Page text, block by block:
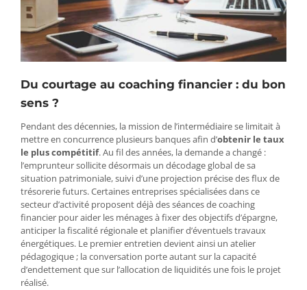
Du courtage au coaching financier : du bon
sens ?
Pendant des décennies, la mission de l’intermédiaire se limitait à
mettre en concurrence plusieurs banques afin d’obtenir le taux
le plus compétitif. Au fil des années, la demande a changé :
l’emprunteur sollicite désormais un décodage global de sa
situation patrimoniale, suivi d’une projection précise des flux de
trésorerie futurs. Certaines entreprises spécialisées dans ce
secteur d’activité proposent déjà des séances de coaching
financier pour aider les ménages à fixer des objectifs d’épargne,
anticiper la fiscalité régionale et planifier d’éventuels travaux
énergétiques. Le premier entretien devient ainsi un atelier
pédagogique ; la conversation porte autant sur la capacité
d’endettement que sur l’allocation de liquidités une fois le projet
réalisé.